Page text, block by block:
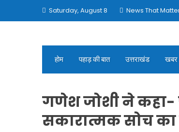
Saturday, August 8 News That
होम पहाड़ की बात उत्तराखंड खबर
गणेश जोशी ने कहा-
सकारात्मक सोच